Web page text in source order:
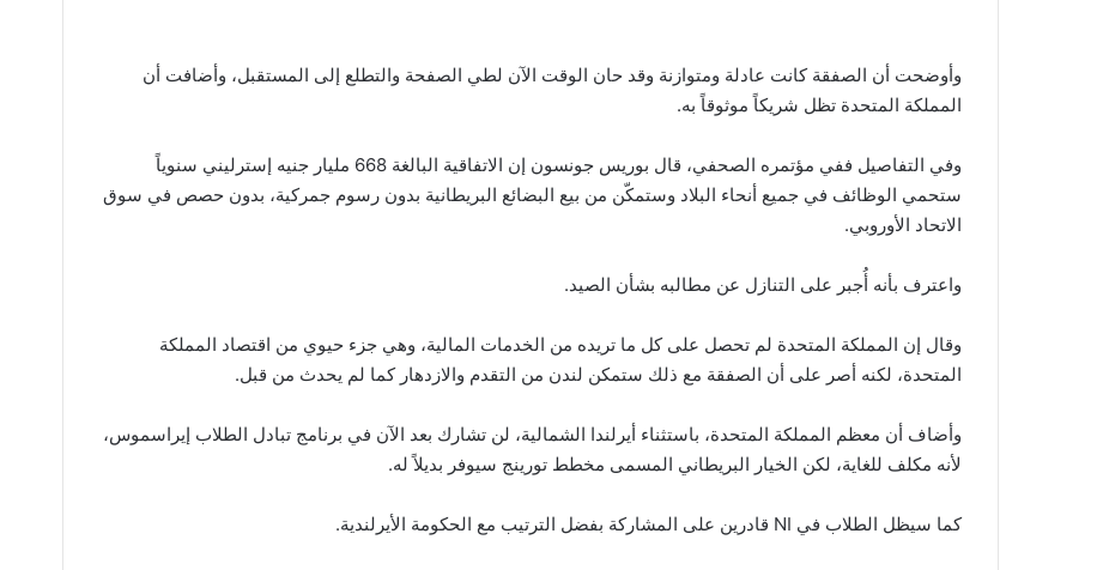
وأوضحت أن الصفقة كانت عادلة ومتوازنة وقد حان الوقت الآن لطي الصفحة والتطلع إلى المستقبل، وأضافت أن
المملكة المتحدة تظل شريكاً موثوقاً به.
وفي التفاصيل ففي مؤتمره الصحفي، قال بوريس جونسون إن الاتفاقية البالغة 668 مليار جنيه إسترليني سنوياً
ستحمي الوظائف في جميع أنحاء البلاد وستمكّن من بيع البضائع البريطانية بدون رسوم جمركية، بدون حصص في سوق
الاتحاد الأوروبي.
واعترف بأنه أُجبر على التنازل عن مطالبه بشأن الصيد.
وقال إن المملكة المتحدة لم تحصل على كل ما تريده من الخدمات المالية، وهي جزء حيوي من اقتصاد المملكة
المتحدة، لكنه أصر على أن الصفقة مع ذلك ستمكن لندن من التقدم والازدهار كما لم يحدث من قبل.
وأضاف أن معظم المملكة المتحدة، باستثناء أيرلندا الشمالية، لن تشارك بعد الآن في برنامج تبادل الطلاب إيراسموس،
لأنه مكلف للغاية، لكن الخيار البريطاني المسمى مخطط تورينج سيوفر بديلاً له.
كما سيظل الطلاب في NI قادرين على المشاركة بفضل الترتيب مع الحكومة الأيرلندية.